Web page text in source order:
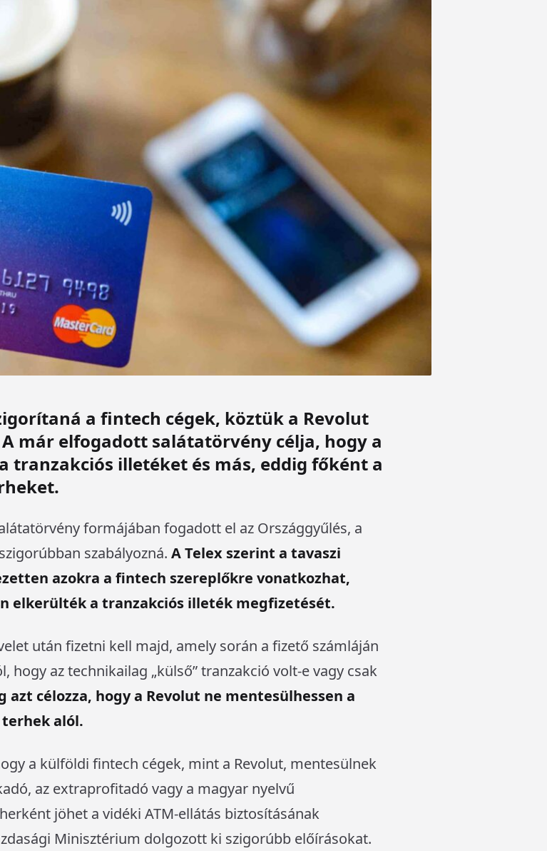
a fintech cégek, köztük a Revolut
már elfogadott salátatörvény célja, hogy a
tranzakciós illetéket és más, eddig főként a
formájában fogadott el az Országgyűlés, a
szabályozná. A Telex szerint a tavaszi
azokra a fintech szereplőkre vonatkozhat,
elkerülték a tranzakciós illeték megfizetését.
után fizetni kell majd, amely során a fizető számláján
hogy az technikailag „külső” tranzakció volt-e vagy csak
azt célozza, hogy a Revolut ne mentesülhessen a
alól.
a külföldi fintech cégek, mint a Revolut, mentesülnek
az extraprofitadó vagy a magyar nyelvű
jöhet a vidéki ATM-ellátás biztosításának
Minisztérium dolgozott ki szigorúbb előírásokat.